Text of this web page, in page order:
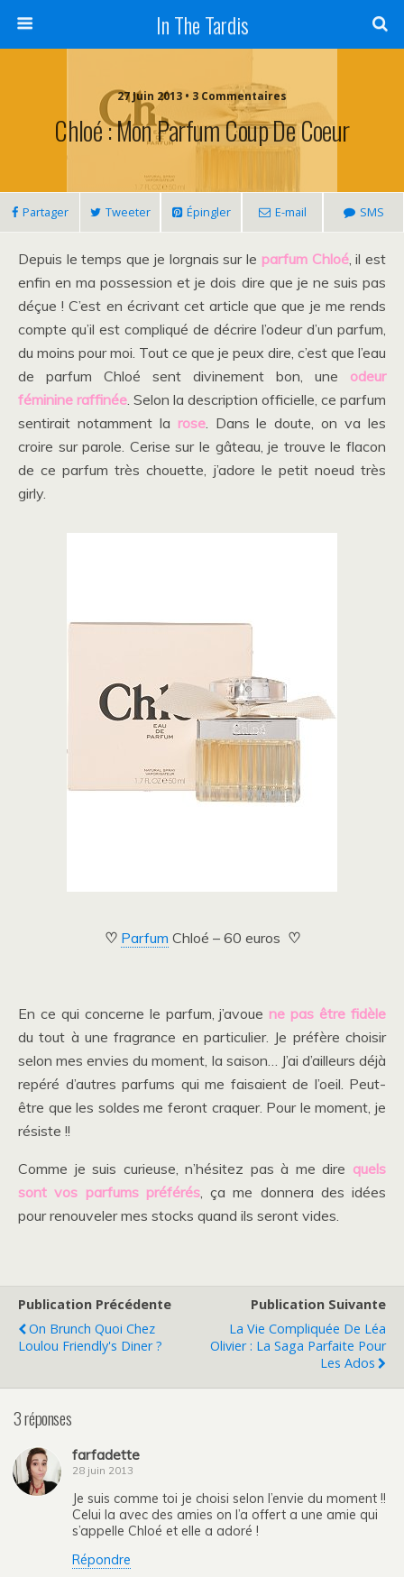
In The Tardis
27 Juin 2013 • 3 Commentaires
Chloé : Mon Parfum Coup De Coeur
Partager Tweeter Épingler E-mail SMS
Depuis le temps que je lorgnais sur le parfum Chloé, il est
enfin en ma possession et je dois dire que je ne suis pas
déçue ! C’est en écrivant cet article que que je me rends
compte qu’il est compliqué de décrire l’odeur d’un parfum,
du moins pour moi. Tout ce que je peux dire, c’est que l’eau
de parfum Chloé sent divinement bon, une odeur
féminine raffinée. Selon la description officielle, ce parfum
sentirait notamment la rose. Dans le doute, on va les
croire sur parole. Cerise sur le gâteau, je trouve le flacon
de ce parfum très chouette, j’adore le petit noeud très
girly.
♡ Parfum Chloé – 60 euros ♡
En ce qui concerne le parfum, j’avoue ne pas être fidèle
du tout à une fragrance en particulier. Je préfère choisir
selon mes envies du moment, la saison… J’ai d’ailleurs déjà
repéré d’autres parfums qui me faisaient de l’oeil. Peut-
être que les soldes me feront craquer. Pour le moment, je
résiste !!
Comme je suis curieuse, n’hésitez pas à me dire quels
sont vos parfums préférés, ça me donnera des idées
pour renouveler mes stocks quand ils seront vides.
Publication Précédente
On Brunch Quoi Chez
Loulou Friendly's Diner ?
Publication Suivante
La Vie Compliquée De Léa
Olivier : La Saga Parfaite Pour
Les Ados
3 réponses
farfadette
28 juin 2013
Je suis comme toi je choisi selon l’envie du moment !!
Celui la avec des amies on l’a offert a une amie qui
s’appelle Chloé et elle a adoré !
Répondre